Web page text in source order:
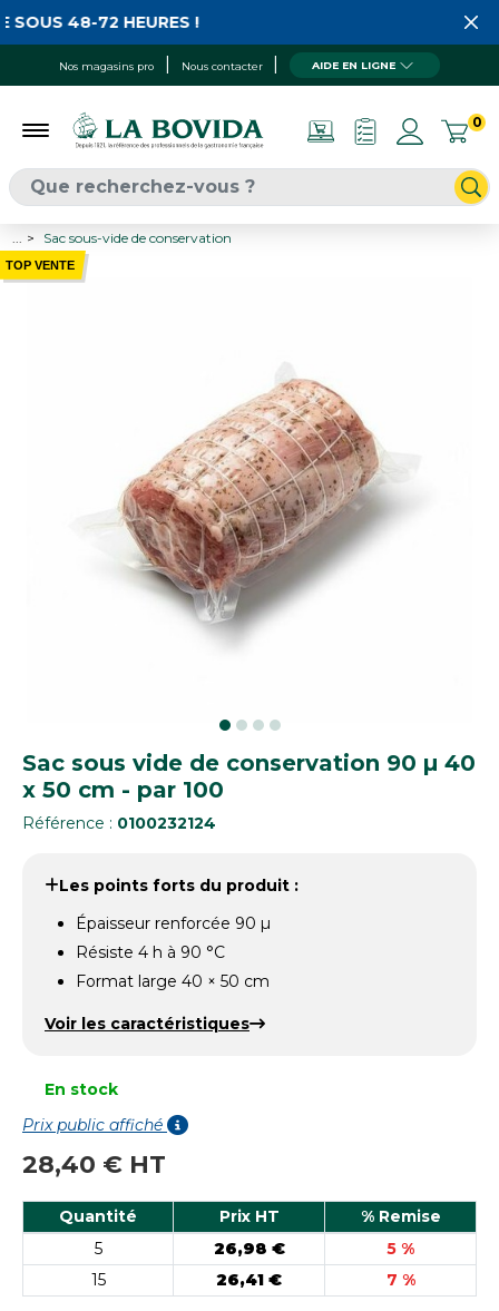
Nos magasins pro Nous contacter AIDE EN LIGNE
0
48-72 HEURES !
Sac sous-vide de conservation
TOP VENTE
Sac sous vide de conservation 90 µ 40
x 50 cm - par 100
Référence : 0100232124
Les points forts du produit :
Épaisseur renforcée 90 µ
Résiste 4 h à 90 °C
Format large 40 × 50 cm
Voir les caractéristiques
En stock
Prix public affiché
28,40 € HT
Quantité Prix HT
% Remise
5
26,98 €
5 %
15
26,41 € 7 %